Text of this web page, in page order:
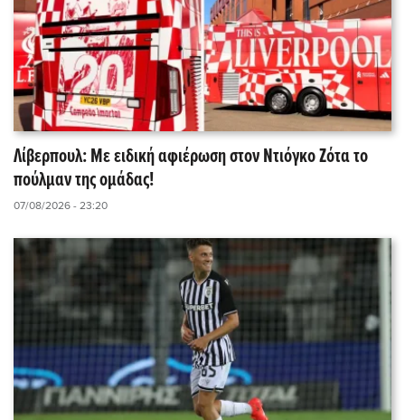
Λίβερπουλ: Με ειδική αφιέρωση στον Ντιόγκο Ζότα το
πούλμαν της ομάδας!
07/08/2026 - 23:20